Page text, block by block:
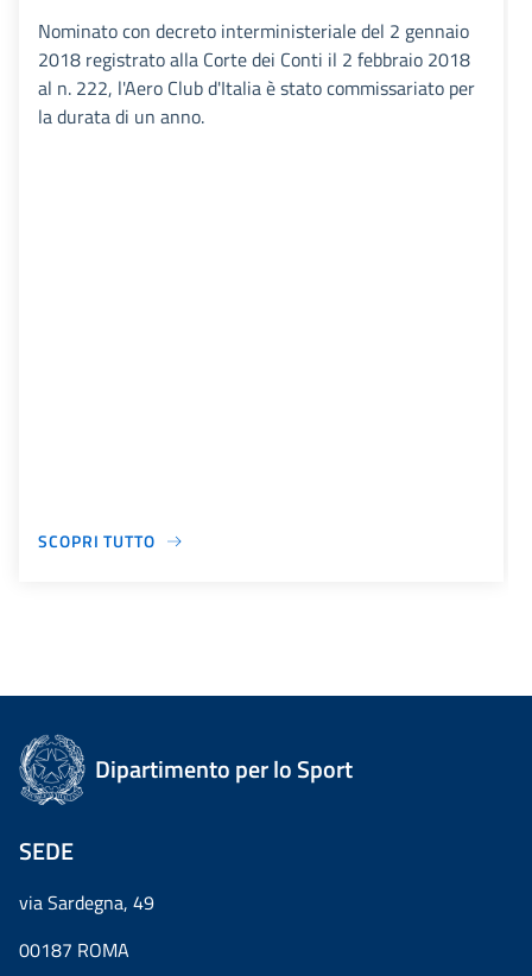
Nominato con decreto interministeriale del 2 gennaio
2018 registrato alla Corte dei Conti il 2 febbraio 2018
al n. 222, l'Aero Club d'Italia è stato commissariato per
la durata di un anno.
SCOPRI TUTTO
Dipartimento per lo Sport
SEDE
via Sardegna, 49
00187 ROMA